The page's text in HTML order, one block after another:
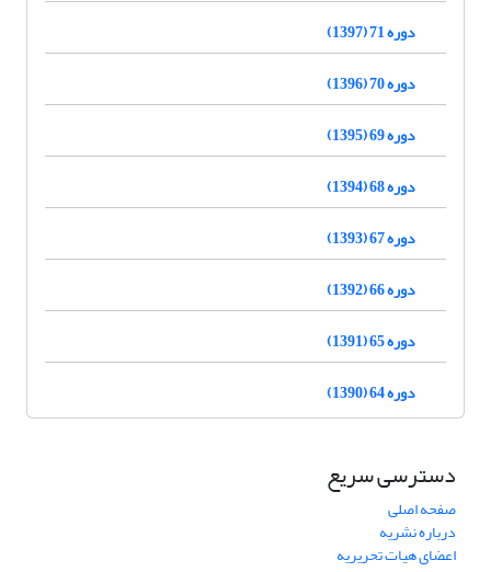
دوره 71 (1397)
دوره 70 (1396)
دوره 69 (1395)
دوره 68 (1394)
دوره 67 (1393)
دوره 66 (1392)
دوره 65 (1391)
دوره 64 (1390)
دسترسی سریع
صفحه اصلی
درباره نشریه
اعضای هیات تحریریه